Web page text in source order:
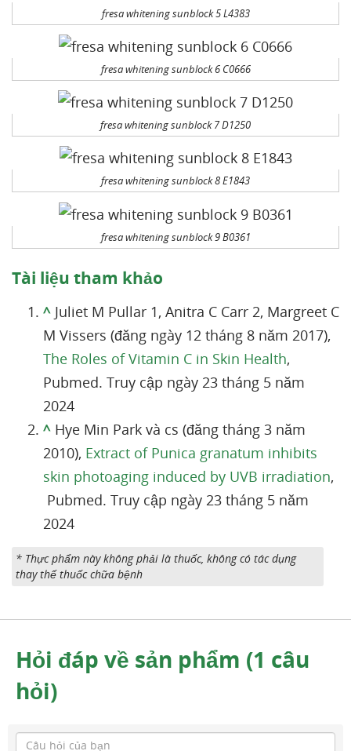
fresa whitening sunblock 5 L4383
fresa whitening sunblock 6 C0666
fresa whitening sunblock 7 D1250
fresa whitening sunblock 8 E1843
fresa whitening sunblock 9 B0361
Tài liệu tham khảo
^ Juliet M Pullar 1, Anitra C Carr 2, Margreet C
M Vissers (đăng ngày 12 tháng 8 năm 2017),
The Roles of Vitamin C in Skin Health,
Pubmed. Truy cập ngày 23 tháng 5 năm
2024
^ Hye Min Park và cs (đăng tháng 3 năm
2010), Extract of Punica granatum inhibits
skin photoaging induced by UVB irradiation,
Pubmed. Truy cập ngày 23 tháng 5 năm
2024
* Thực phẩm này không phải là thuốc, không có tác dụng
thay thế thuốc chữa bệnh
Hỏi đáp về sản phẩm (1 câu
hỏi)